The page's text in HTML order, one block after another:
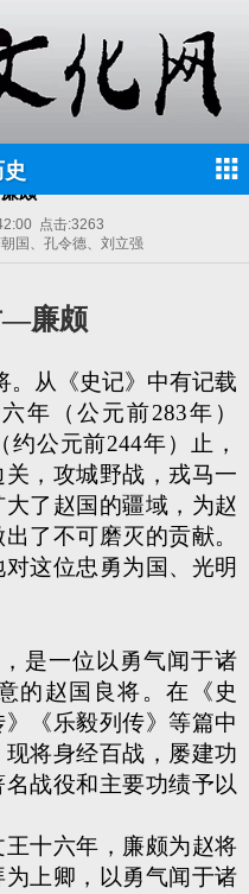
史
颇
点击:3263
国、孔令德、刘立强
—廉颇
。从《史记》中有记载
年（公元前283年）
公元前244年）止，
，攻城野战，戎马一
了赵国的疆域，为赵
了不可磨灭的贡献。
这位忠勇为国、光明
是一位以勇气闻于诸
的赵国良将。在《史
《乐毅列传》等篇中
将身经百战，屡建功
战役和主要功绩予以
十六年，廉颇为赵将
上卿，以勇气闻于诸